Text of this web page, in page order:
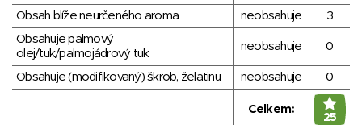
Obsah blíže neurčeného aroma neobsahuje
3
Obsahuje palmový
olej/tuk/palmojádrový tuk
neobsahuje 0
Obsahuje (modifikovaný) škrob, želatinu neobsahuje 0
Celkem:
25